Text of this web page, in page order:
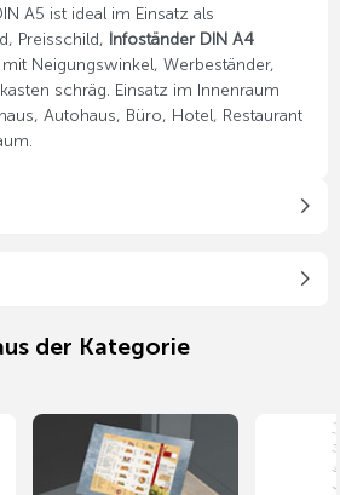
A5 ist ideal im Einsatz als
Preisschild, Infoständer DIN A4
mit Neigungswinkel, Werbeständer,
schräg. Einsatz im Innenraum
Autohaus, Büro, Hotel, Restaurant
der Kategorie